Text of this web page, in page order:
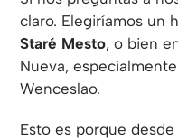
claro. Elegiríamos un
Staré Mesto, o bien
Nueva,
Wenceslao.
Esto es porque